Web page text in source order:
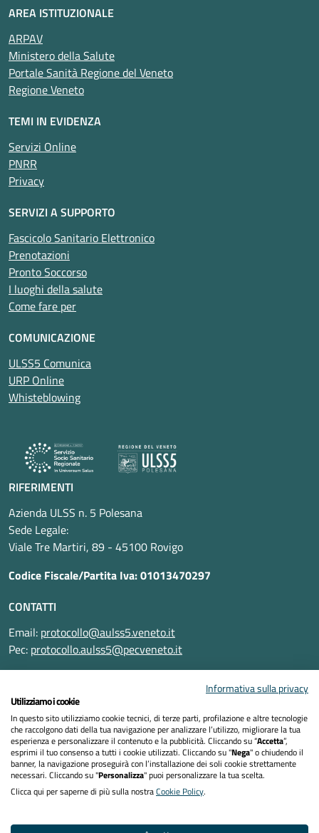
AREA ISTITUZIONALE
ARPAV
Ministero della Salute
Portale Sanità Regione del Veneto
Regione Veneto
TEMI IN EVIDENZA
Servizi Online
PNRR
Privacy
SERVIZI A SUPPORTO
Fascicolo Sanitario Elettronico
Prenotazioni
Pronto Soccorso
I luoghi della salute
Come fare per
COMUNICAZIONE
ULSS5 Comunica
URP Online
Whisteblowing
RIFERIMENTI
Azienda ULSS n. 5 Polesana
Sede Legale:
Viale Tre Martiri, 89 - 45100 Rovigo
Codice Fiscale/Partita Iva: 01013470297
CONTATTI
Email: protocollo@aulss5.veneto.it
Pec: protocollo.aulss5@pecveneto.it
Informativa privacy
Dichiarazione di accessibilità
Informativa sulla privacy
Utilizziamo i cookie
In questo sito utilizziamo cookie tecnici, di terze parti, profilazione e altre tecnologie
che raccolgono dati della tua navigazione per analizzare l’utilizzo, migliorare la tua
esperienza e personalizzare il contenuto e la pubblicità. Cliccando su “Accetta”,
esprimi il tuo consenso a tutti i cookie utilizzati. Cliccando su "Nega" o chiudendo il
banner, la navigazione proseguirà con l’installazione dei soli cookie strettamente
necessari. Cliccando su "Personalizza" puoi personalizzare la tua scelta.
Clicca qui per saperne di più sulla nostraCookie Policy.